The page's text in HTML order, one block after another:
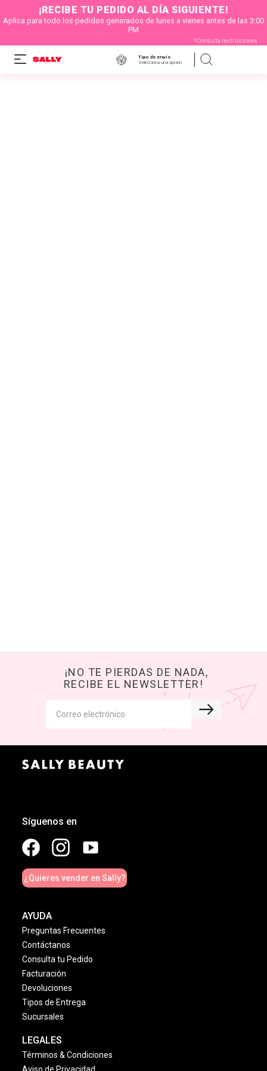
¡RECIBE TU PEDIDO AL DÍA SIGUIENTE!
Aplica para todo los pedidos generados de lunes a vienes antes de las 3:00
PM
*Consulta restricciones
Tipo de envío
Selecciona una opción
¡NO TE PIERDAS DE NADA,
RECIBE EL NEWSLETTER!
Síguenos en
¿Quieres vender en Sally?
AYUDA
Preguntas Frecuentes
Contáctanos
Consulta tu Pedido
Facturación
Devoluciones
Tipos de Entrega
Sucursales
LEGALES
Términos & Condiciones